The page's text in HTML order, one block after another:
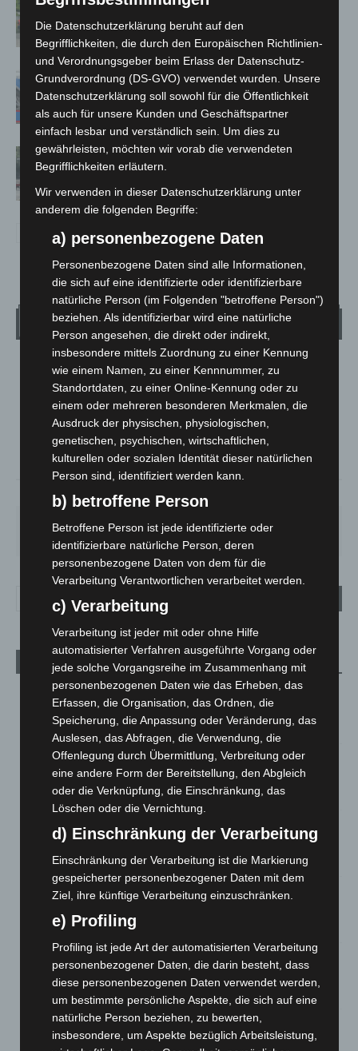
Notfallsanitäter starten beim Roten
Kreuz
Mann läuft mit Hockeyschläger über
A7 – Polizei sucht Zeugen
Gasleitung bei McDonald’s-Umbau in
Langenhagen beschädigt
Wetter
LANGENHAGEN
Überwiegend Bewölkt
21°C °
18.8°
59%
FR.
21
SA. SO.
32°
Aktuelle Beiträge
Niedersachsen: Feuerwehrkräfte kehren nach
Waldbrandeinsatz aus Spanien zurück
7. August 2026
Hannover: Erste Tigermücken-Population in Niedersachsen
entdeckt
7. August 2026
Brand im „Haus der Begegnung“ in Neuwarmbüchen schnell
eingedämmt
6. August 2026
Region Hannover: 21 neue Notfallsanitäter starten beim
5. August 2026
Mann läuft mit Hockeyschläger über A7 – Polizei sucht
Zeugen
Celle: Mensch stirbt bei Bagger-Unfall auf Baustelle
Die Datenschutzerklärung beruht auf den
Begrifflichkeiten, die durch den Europäischen Richtlinien-
und Verordnungsgeber beim Erlass der Datenschutz-
Grundverordnung (DS-GVO) verwendet wurden. Unsere
Datenschutzerklärung soll sowohl für die Öffentlichkeit
als auch für unsere Kunden und Geschäftspartner
einfach lesbar und verständlich sein. Um dies zu
gewährleisten, möchten wir vorab die verwendeten
Begrifflichkeiten erläutern.
Wir verwenden in dieser Datenschutzerklärung unter
anderem die folgenden Begriffe:
a) personenbezogene Daten
Personenbezogene Daten sind alle Informationen,
die sich auf eine identifizierte oder identifizierbare
natürliche Person (im Folgenden "betroffene Person")
beziehen. Als identifizierbar wird eine natürliche
Person angesehen, die direkt oder indirekt,
insbesondere mittels Zuordnung zu einer Kennung
wie einem Namen, zu einer Kennnummer, zu
Standortdaten, zu einer Online-Kennung oder zu
einem oder mehreren besonderen Merkmalen, die
Ausdruck der physischen, physiologischen,
genetischen, psychischen, wirtschaftlichen,
kulturellen oder sozialen Identität dieser natürlichen
Person sind, identifiziert werden kann.
b) betroffene Person
Betroffene Person ist jede identifizierte oder
identifizierbare natürliche Person, deren
personenbezogene Daten von dem für die
Verarbeitung Verantwortlichen verarbeitet werden.
c) Verarbeitung
Verarbeitung ist jeder mit oder ohne Hilfe
automatisierter Verfahren ausgeführte Vorgang oder
jede solche Vorgangsreihe im Zusammenhang mit
personenbezogenen Daten wie das Erheben, das
Erfassen, die Organisation, das Ordnen, die
Speicherung, die Anpassung oder Veränderung, das
Auslesen, das Abfragen, die Verwendung, die
Offenlegung durch Übermittlung, Verbreitung oder
eine andere Form der Bereitstellung, den Abgleich
oder die Verknüpfung, die Einschränkung, das
Löschen oder die Vernichtung.
d) Einschränkung der Verarbeitung
Einschränkung der Verarbeitung ist die Markierung
gespeicherter personenbezogener Daten mit dem
Ziel, ihre künftige Verarbeitung einzuschränken.
e) Profiling
Profiling ist jede Art der automatisierten Verarbeitung
personenbezogener Daten, die darin besteht, dass
diese personenbezogenen Daten verwendet werden,
um bestimmte persönliche Aspekte, die sich auf eine
natürliche Person beziehen, zu bewerten,
insbesondere, um Aspekte bezüglich Arbeitsleistung,